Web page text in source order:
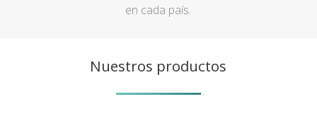
en cada país.
Nuestros productos